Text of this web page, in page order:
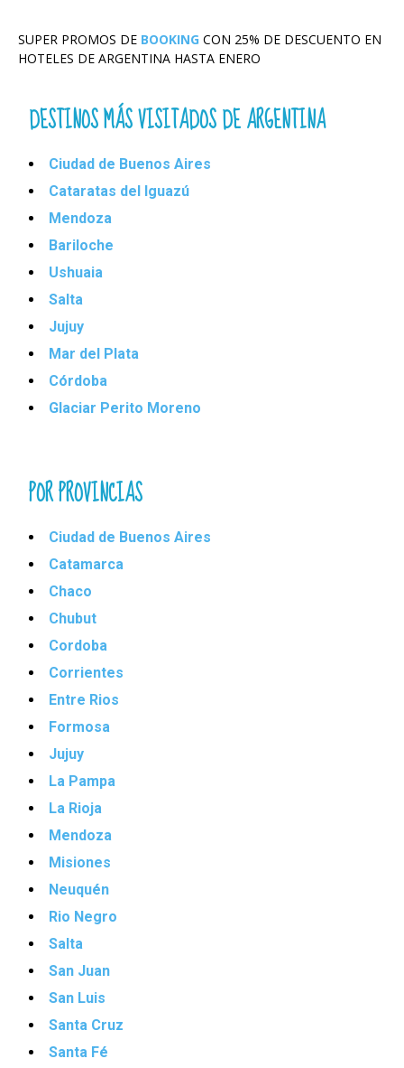
SUPER PROMOS DE BOOKING CON 25% DE DESCUENTO EN
HOTELES DE ARGENTINA HASTA ENERO
DESTINOS MÁS VISITADOS DE ARGENTINA
Ciudad de Buenos Aires
Cataratas del Iguazú
Mendoza
Bariloche
Ushuaia
Salta
Jujuy
Mar del Plata
Córdoba
Glaciar Perito Moreno
POR PROVINCIAS
Ciudad de Buenos Aires
Catamarca
Chaco
Chubut
Cordoba
Corrientes
Entre Rios
Formosa
Jujuy
La Pampa
La Rioja
Mendoza
Misiones
Neuquén
Rio Negro
Salta
San Juan
San Luis
Santa Cruz
Santa Fé